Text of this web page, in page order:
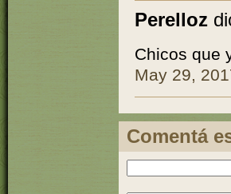
Perelloz
Chicos que
May 29,
Comentá